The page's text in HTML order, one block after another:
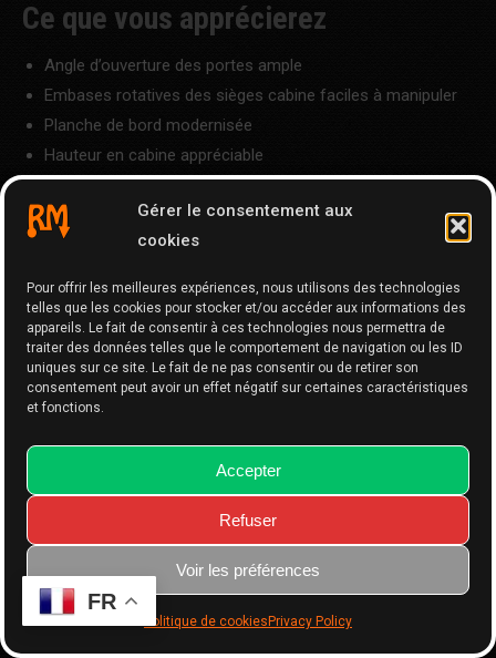
Gérer le consentement aux
cookies
Pour offrir les meilleures expériences, nous utilisons des technologies
telles que les cookies pour stocker et/ou accéder aux informations des
appareils. Le fait de consentir à ces technologies nous permettra de
traiter des données telles que le comportement de navigation ou les ID
uniques sur ce site. Le fait de ne pas consentir ou de retirer son
consentement peut avoir un effet négatif sur certaines caractéristiques
et fonctions.
Accepter
Refuser
Voir les préférences
Politique de cookies Privacy Policy
Ce que vous apprécierez
Angle d’ouverture des portes ample
Embases rotatives des sièges cabine faciles à manipuler
Planche de bord modernisée
Hauteur en cabine appréciable
Assistances à la conduite remises au goût du jour
Compteurs à affichage numérique modernes
Boîte automatique 9 rapports assez agréable
Ce que vous aimerez moins
Design extérieur vieillissant
Position de conduite haute
Conception du châssis ancienne
Quelques particularités du Ducato
Le Ducato n’est disponible qu’en version traction mais
avec trois types de châssis différents parfaitement
adaptés à une utilisation loisirs.
FR